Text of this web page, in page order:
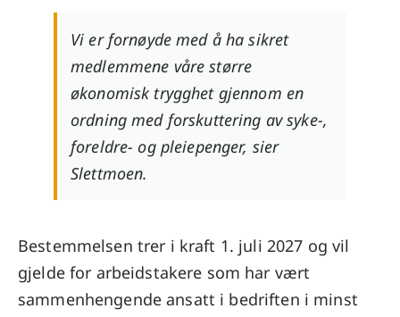
Vi er fornøyde med å ha sikret
medlemmene våre større
økonomisk trygghet gjennom en
ordning med forskuttering av syke-,
foreldre- og pleiepenger, sier
Slettmoen.
Bestemmelsen trer i kraft 1. juli 2027 og vil
gjelde for arbeidstakere som har vært
sammenhengende ansatt i bedriften i minst